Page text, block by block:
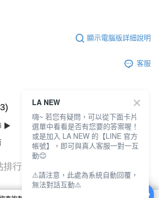
顯示電腦版詳細說明
客服
查看全部
▶
排行
LA NEW
嗨~ 若您有疑問，可以從下面卡片
選單中看看是否有您要的答案喔！
或是加入 LA NEW 的【LINE 官方
帳號】，即可與真人客服一對一互
動😊
⚠️請注意，此處為系統自動回覆，
無法對話互動⚠️